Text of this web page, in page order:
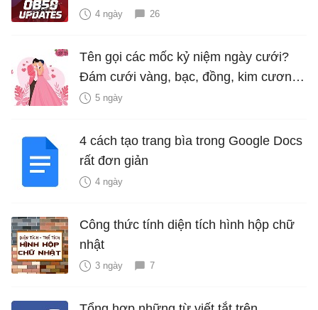
4 ngày 26
Tên gọi các mốc kỷ niệm ngày cưới?
Đám cưới vàng, bạc, đồng, kim cương
là bao nhiêu năm?
5 ngày
4 cách tạo trang bìa trong Google Docs
rất đơn giản
4 ngày
Công thức tính diện tích hình hộp chữ
nhật
3 ngày 7